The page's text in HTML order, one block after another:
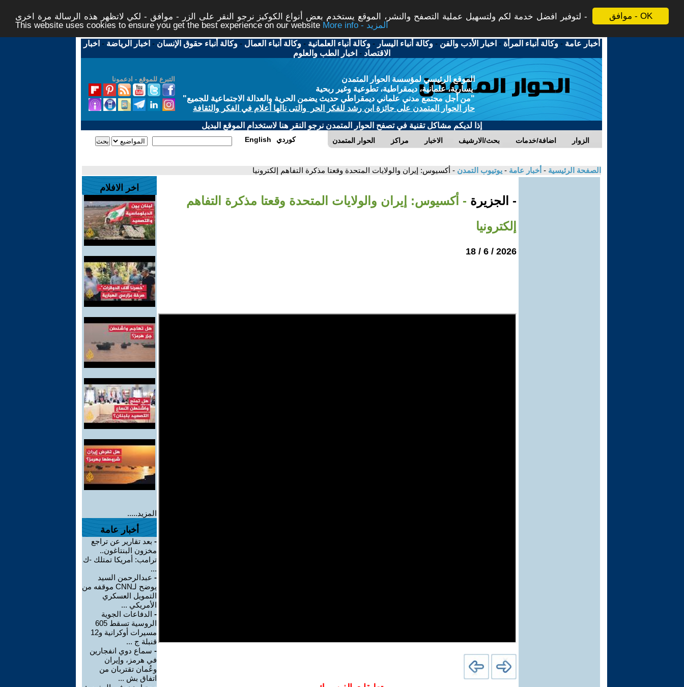
موافق - OK
لتوفير افضل خدمة لكم ولتسهيل عملية التصفح والنشر، الموقع يستخدم بعض أنواع الكوكيز نرجو النقر على الزر - موافق - لكي لاتظهر هذه الرسالة مرة اخرى -
This website uses cookies to ensure you get the best experience on our website
More info - المزيد
أخبار عامة -وكالة أنباء المرأة - اخبار الأدب والفن -وكالة أنباء اليسار -وكالة أنباء العلمانية -وكالة أنباء العمال -وكالة أنباء حقوق الإنسان - اخبار الرياضة - اخبار
الاقتصاد - اخبار الطب والعلوم
التبرع للموقع - ادعمونا
الموقع الرئيسي لمؤسسة الحوار المتمدن
يسارية، علمانية، ديمقراطية، تطوعية وغير ربحية
"من أجل مجتمع مدني علماني ديمقراطي حديث يضمن الحرية والعدالة الاجتماعية للجميع"
حاز الحوار المتمدن على جائزة ابن رشد للفكر الحر والتى نالها أعلام في الفكر والثقافة
إذا لديكم مشاكل تقنية في تصفح الحوار المتمدن نرجو النقر هنا لاستخدام الموقع البديل
الحوار المتمدن مراكز الاخبار بحث/الارشيف اضافة/خدمات الزوار English كوردي
الصفحة الرئيسية - أخبار عامة - يوتيوب التمدن - أكسيوس: إيران والولايات المتحدة وقعتا مذكرة التفاهم إلكترونيا
- الجزيرة - أكسيوس: إيران والولايات المتحدة وقعتا مذكرة التفاهم
إلكترونيا
2026 / 6 / 18
اخر الافلام
المزيد.....
أخبار عامة
- بعد تقارير عن تراجع
مخزون البنتاغون..
ترامب: أمريكا تمتلك -ك
...
- عبدالرحمن السيد
يوضح لـCNN موقفه من
التمويل العسكري
الأمريكي ...
- الدفاعات الجوية
الروسية تسقط 605
مسيرات أوكرانية و12
قنبلة ج ...
- سماع دوي انفجارين
في هرمز، وإيران
وعُمان تقتربان من
اتفاق بش ...